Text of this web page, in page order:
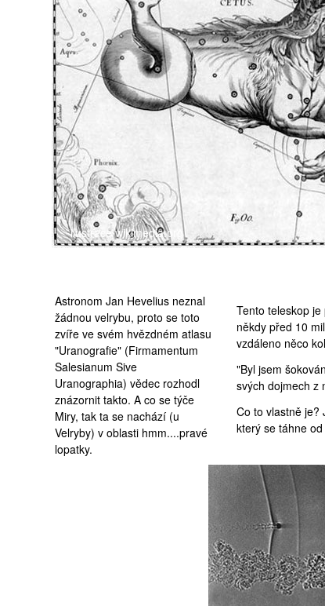
ilustrace wikimedia.org
Astronom Jan Hevelius neznal
žádnou velrybu, proto se toto
zvíře ve svém hvězdném atlasu
"Uranografie" (Firmamentum
Salesianum Sive
Uranographia) vědec rozhodl
znázornit takto. A co se týče
Miry, tak ta se nachází (u
Velryby) v oblasti hmm....pravé
lopatky.
Tento teleskop
někdy před 10
vzdáleno něco
"Byl jsem
svých dojmech z
Co to vlastně je?
který se táhne od